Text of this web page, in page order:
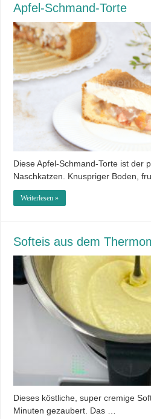
Apfel-Schmand-Torte
Diese Apfel-Schmand-Torte ist der
Naschkatzen. Knuspriger Boden,
Weiterlesen »
Softeis aus dem
Dieses köstliche, super cremige
Minuten gezaubert. Das …